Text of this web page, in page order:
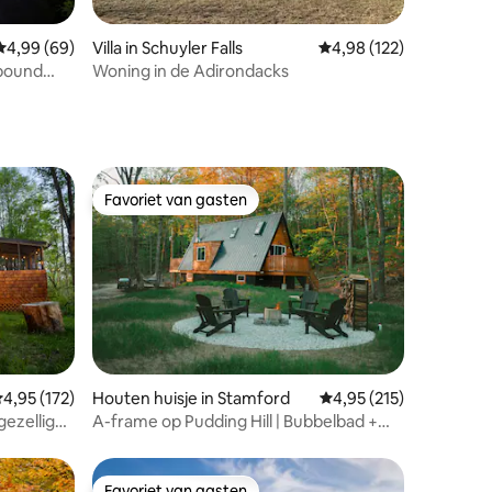
beoordeling van 4,99 op 5, 69 recensies
4,99 (69)
Villa in Schuyler Falls Gemiddelde
4,98 (122)
Woning in de Adirondacks
beoordeling van 4,95 op 5, 172 recensies
4,95 (172)
Favoriet van gasten
Favoriet van gasten
Houten huisje in Stamford Gemiddelde
4,95 (215)
A-frame op Pudding Hill | Bubbelbad +